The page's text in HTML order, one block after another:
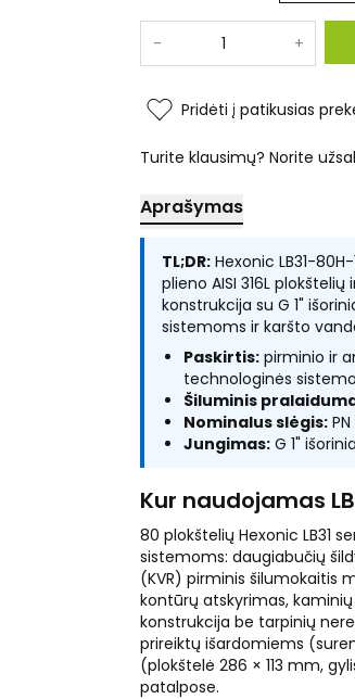
- +
Pridėti į patikusias
Turite klausimų? Norite
Aprašymas
TL;DR: Hexonic LB31-
plieno AISI 316L
konstrukcija su G 1"
sistemoms ir karšto
Paskirtis: pirminio ir
technologinės
Šiluminis
Nominalus slėgis:
Jungimas: G 1"
Kur naudojamas
80 plokštelių Hexonic LB31
sistemoms: daugiabučių
(KVR) pirminis šilumokaitis
kontūrų atskyrimas,
konstrukcija be tarpinių
prireiktų išardomiems
(plokštelė 286 × 113 mm,
patalpose.